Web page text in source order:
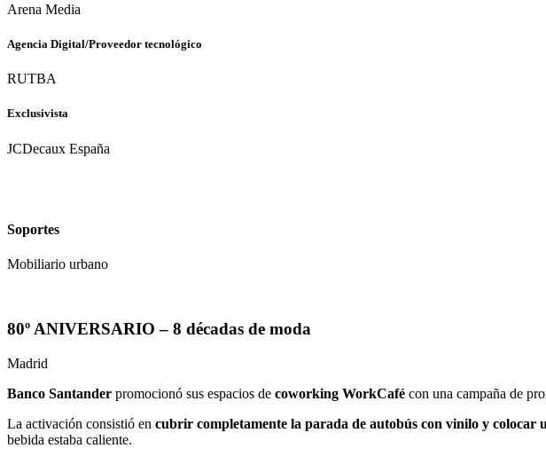
Arena Media
Agencia Digital/Proveedor tecnológico
RUTBA
Exclusivista
JCDecaux España
Soportes
Mobiliario urbano
80º ANIVERSARIO – 8 décadas de moda
Madrid
Banco Santander promocionó sus espacios de coworking WorkCafé con una campaña de
La activación consistió en cubrir completamente la parada de autobús con vinilo y colocar
bebida estaba caliente.